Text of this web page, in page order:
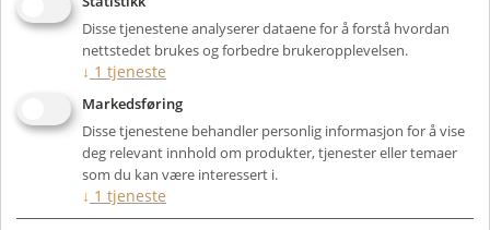
Disse tjenestene analyserer dataene for å forstå hvordan
nettstedet brukes og forbedre brukeropplevelsen.
↓ 1 tjeneste
Markedsføring
Disse tjenestene behandler personlig informasjon for å vise
deg relevant innhold om produkter, tjenester eller temaer
som du kan være interessert i.
↓ 1 tjeneste